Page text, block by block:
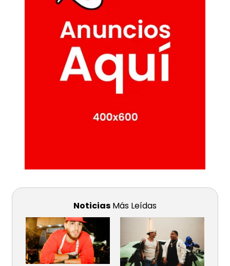
Noticias Más Leídas